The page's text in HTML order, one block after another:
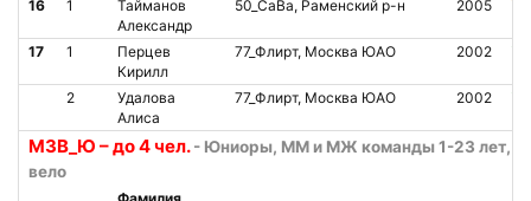
16 1
Тайманов
Александр
50_СаВа, Раменский р-н 2005
17 1
Перцев
Кирилл
77_Флирт, Москва ЮАО 2002
2
Удалова
Алиса
77_Флирт, Москва ЮАО 2002
М3В_Ю – до 4 чел. - Юниоры, ММ и МЖ команды 1-23 лет, 3
вело